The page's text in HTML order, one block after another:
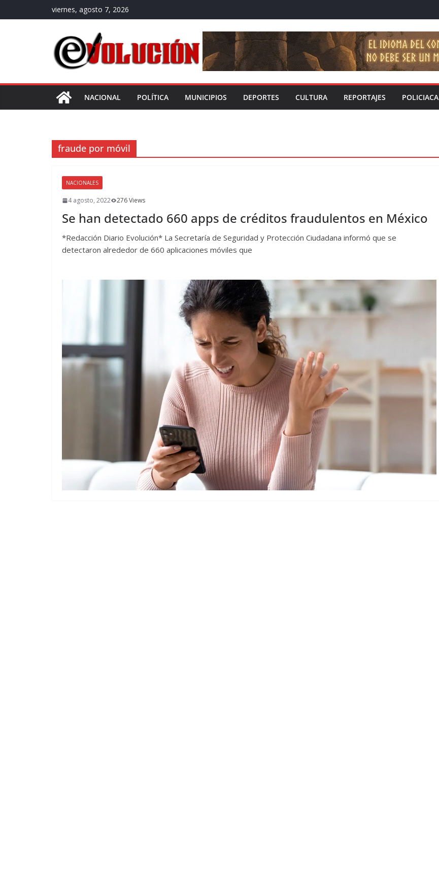
al
viernes, agosto 7, 2026
NACIONAL POLÍTICA MUNICIPIOS DEPORTES CULTURA REPORTAJES POLICIACA
fraude por móvil
NACIONALES
4 agosto, 2022 276 Views
Se han detectado 660 apps de créditos fraudulentos en México
*Redacción Diario Evolución* La Secretaría de Seguridad y Protección Ciudadana informó que se
detectaron alrededor de 660 aplicaciones móviles que